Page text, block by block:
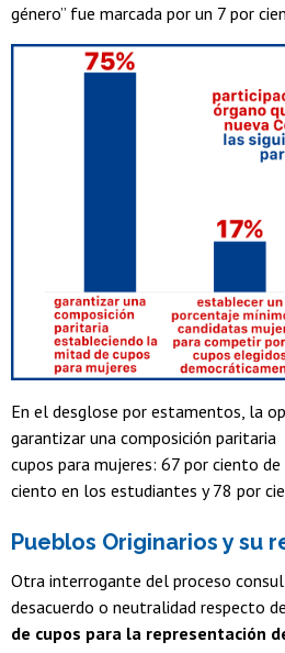
género” fue marcada por un 7 por
En el desglose por estamentos, la
garantizar una composición
cupos para mujeres: 67 por ciento
ciento en los estudiantes y 78 por
Pueblos Originarios y su
Otra interrogante del proceso
desacuerdo o neutralidad respecto de
de cupos para la representación